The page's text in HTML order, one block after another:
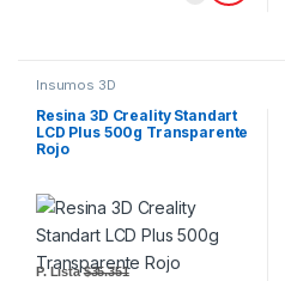
Insumos 3D
Resina 3D Creality Standart
LCD Plus 500g Transparente
Rojo
P. Lista$35.351